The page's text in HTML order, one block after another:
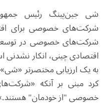
شی جین‌پینگ رئیس
شرکت‌های خصوصی برای
شرکت‌های خصوصی در
اقتصادی چینی، انکار نشدنی
به یک ارزیابی مختصرتر
کرد مبنی بر آنکه
خصوصی "از خودمان"